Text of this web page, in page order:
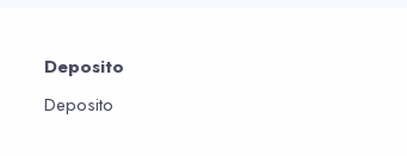
Deposito
Deposito